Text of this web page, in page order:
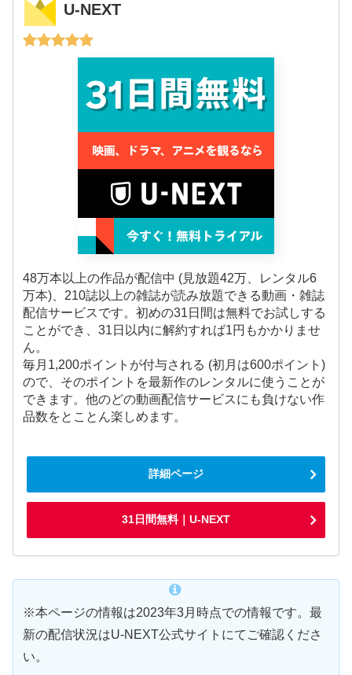
U-NEXT
48万本以上の作品が配信中 (見放題42万、レンタル6
万本)、210誌以上の雑誌が読み放題できる動画・雑誌
配信サービスです。初めの31日間は無料でお試しする
ことができ、31日以内に解約すれば1円もかかりませ
ん。
毎月1,200ポイントが付与される (初月は600ポイント)
ので、そのポイントを最新作のレンタルに使うことが
できます。他のどの動画配信サービスにも負けない作
品数をとことん楽しめます。
詳細ページ
31日間無料｜U-NEXT
※本ページの情報は2023年3月時点での情報です。最
新の配信状況はU-NEXT公式サイトにてご確認くださ
い。